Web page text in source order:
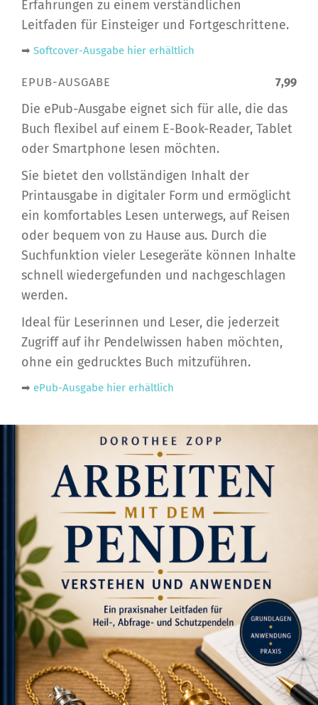
Erfahrungen zu einem verständlichen
Leitfaden für Einsteiger und Fortgeschrittene.
➡ Softcover-Ausgabe hier erhältlich
EPUB-AUSGABE 7,99
Die ePub-Ausgabe eignet sich für alle, die das
Buch flexibel auf einem E-Book-Reader, Tablet
oder Smartphone lesen möchten.
Sie bietet den vollständigen Inhalt der
Printausgabe in digitaler Form und ermöglicht
ein komfortables Lesen unterwegs, auf Reisen
oder bequem von zu Hause aus. Durch die
Suchfunktion vieler Lesegeräte können Inhalte
schnell wiedergefunden und nachgeschlagen
werden.
Ideal für Leserinnen und Leser, die jederzeit
Zugriff auf ihr Pendelwissen haben möchten,
ohne ein gedrucktes Buch mitzuführen.
➡ ePub-Ausgabe hier erhältlich